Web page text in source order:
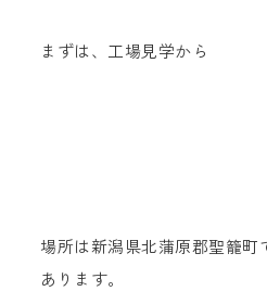
まずは、工場見学から
場所は新潟県北蒲原郡聖籠町
あります。